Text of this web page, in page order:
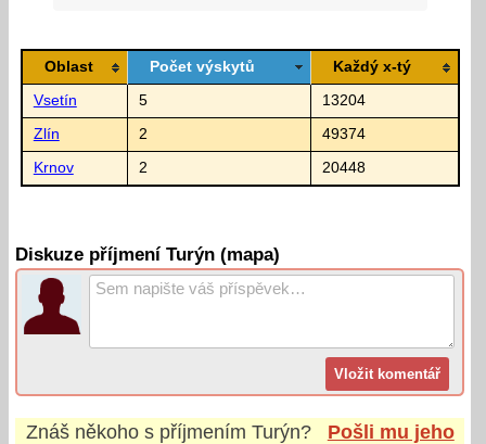
Oblast Počet výskytů Každý x-tý
Vsetín 5 13204
Zlín 2 49374
Krnov 2 20448
Diskuze příjmení Turýn (mapa)
Znáš někoho s příjmením Turýn?
Pošli mu jeho